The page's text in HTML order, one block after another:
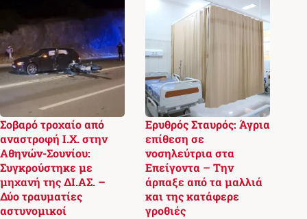
Σοβαρό τροχαίο από
αναστροφή Ι.Χ. στην
Αθηνών-Σουνίου:
Συγκρούστηκε με
μηχανή της ΔΙ.ΑΣ. –
Δύο τραυματίες
αστυνομικοί
Ερυθρός Σταυρός: Άγρια
επίθεση σε
νοσηλεύτρια στα
Επείγοντα – Την
άρπαξε από τα μαλλιά
και της κατάφερε
γροθιές